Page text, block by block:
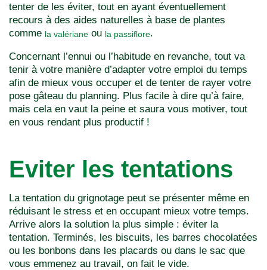
tenter de les éviter, tout en ayant éventuellement
recours à des aides naturelles à base de plantes
comme la valériane ou la passiflore.
Concernant l’ennui ou l’habitude en revanche, tout va
tenir à votre manière d’adapter votre emploi du temps
afin de mieux vous occuper et de tenter de rayer votre
pose gâteau du planning. Plus facile à dire qu’à faire,
mais cela en vaut la peine et saura vous motiver, tout
en vous rendant plus productif !
Eviter les tentations
La tentation du grignotage peut se présenter même en
réduisant le stress et en occupant mieux votre temps.
Arrive alors la solution la plus simple : éviter la
tentation. Terminés, les biscuits, les barres chocolatées
ou les bonbons dans les placards ou dans le sac que
vous emmenez au travail, on fait le vide.